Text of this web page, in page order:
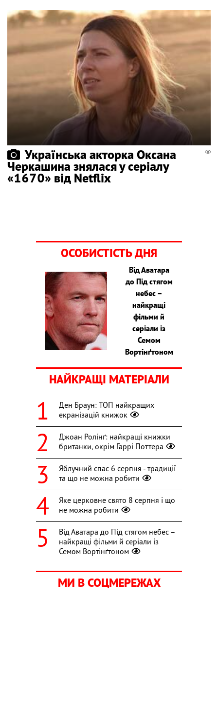
Українська акторка Оксана
Черкашина знялася у серіалу
«1670» від Netflix
ОСОБИСТІСТЬ ДНЯ
Від Аватара
до Під стягом
небес –
найкращі
фільми й
серіали із
Семом
Вортінґтоном
НАЙКРАЩІ МАТЕРІАЛИ
Ден Браун: ТОП найкращих
екранізацій книжок
Джоан Ролінґ: найкращі книжки
британки, окрім Гаррі Поттера
Яблучний спас 6 серпня - традиції
та що не можна робити
Яке церковне свято 8 серпня і що
не можна робити
Від Аватара до Під стягом небес –
найкращі фільми й серіали із
Семом Вортінґтоном
МИ В СОЦМЕРЕЖАХ